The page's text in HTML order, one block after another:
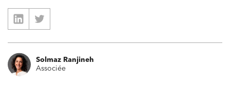
Solmaz Ranjineh
Associée